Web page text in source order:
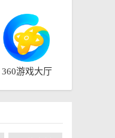
360游戏大厅